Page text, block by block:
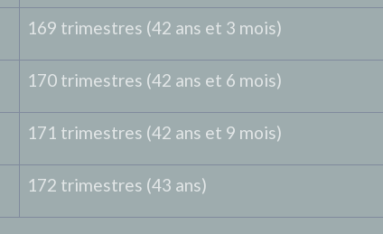
169 trimestres (42 ans et 3 mois)
170 trimestres (42 ans et 6 mois)
171 trimestres (42 ans et 9 mois)
172 trimestres (43 ans)